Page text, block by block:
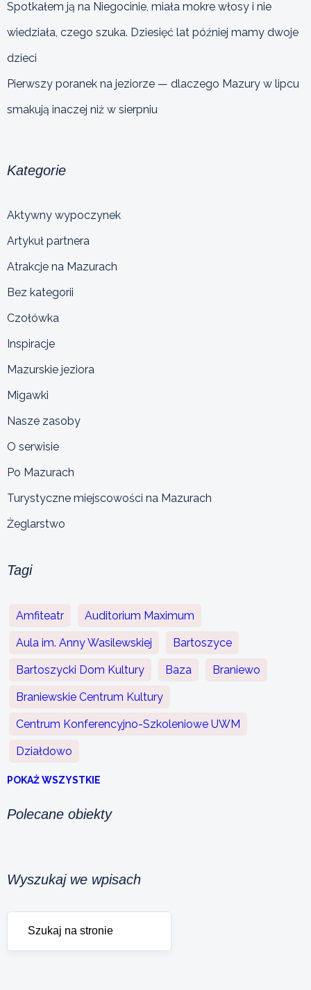
Spotkałem ją na Niegocinie, miała mokre włosy i nie
wiedziała, czego szuka. Dziesięć lat później mamy dwoje
dzieci
Pierwszy poranek na jeziorze — dlaczego Mazury w lipcu
smakują inaczej niż w sierpniu
Kategorie
Aktywny wypoczynek
Artykuł partnera
Atrakcje na Mazurach
Bez kategorii
Czołówka
Inspiracje
Mazurskie jeziora
Migawki
Nasze zasoby
O serwisie
Po Mazurach
Turystyczne miejscowości na Mazurach
Żeglarstwo
Tagi
Amfiteatr Auditorium Maximum
Aula im. Anny Wasilewskiej Bartoszyce
Bartoszycki Dom Kultury Baza Braniewo
Braniewskie Centrum Kultury
Centrum Konferencyjno-Szkoleniowe UWM
Działdowo
POKAŻ WSZYSTKIE
Polecane obiekty
Wyszukaj we wpisach